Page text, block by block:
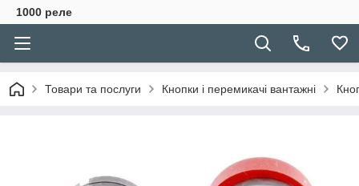
1000 реле
Товари та послуги Кнопки і перемикачі вантажні